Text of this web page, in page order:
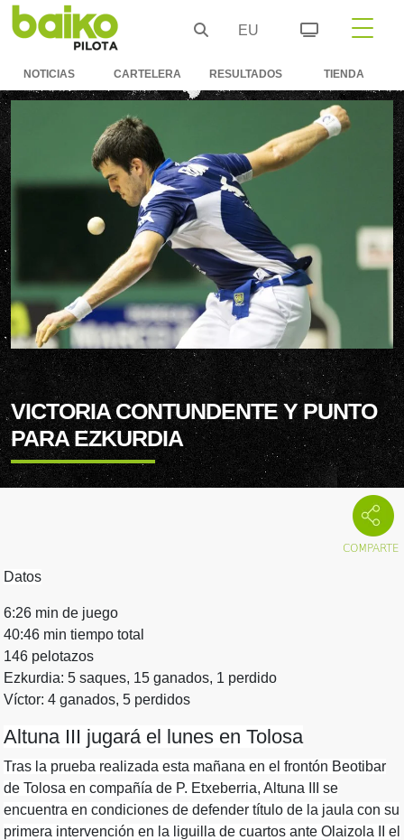
EU
NOTICIAS CARTELERA RESULTADOS TIENDA
VICTORIA CONTUNDENTE Y PUNTO
PARA EZKURDIA
Datos
6:26 min de juego
40:46 min tiempo total
146 pelotazos
Ezkurdia: 5 saques, 15 ganados, 1 perdido
Víctor: 4 ganados, 5 perdidos
Altuna III jugará el lunes en Tolosa
Tras la prueba realizada esta mañana en el frontón Beotibar
de Tolosa en compañía de P. Etxeberria, Altuna III se
encuentra en condiciones de defender título de la jaula con su
primera intervención en la liguilla de cuartos ante Olaizola II el